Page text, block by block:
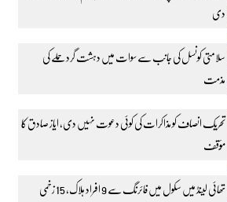
دی
سلامتی کونسل کی جانب سے سوات میں دہشت گرد حملے کی
مذمت
تحریک انصاف کو مذاکرات کی کوئی دعوت نہیں دی، ایاز صادق کا
مؤقف
تھائی لینڈ میں سکول میں فائرنگ سے 9 افراد ہلاک، 15 زخمی